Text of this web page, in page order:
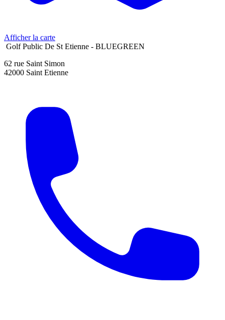
Afficher la carte
Golf Public De St Etienne - BLUEGREEN
62 rue Saint Simon
42000 Saint Etienne